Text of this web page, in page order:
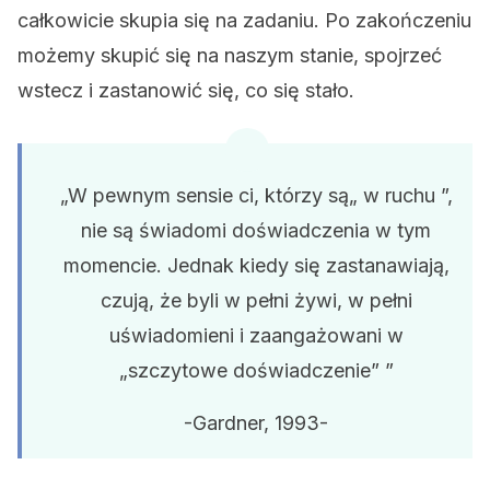
całkowicie skupia się na zadaniu. Po zakończeniu
możemy skupić się na naszym stanie, spojrzeć
wstecz i zastanowić się, co się stało.
„W pewnym sensie ci, którzy są„ w ruchu ”,
nie są świadomi doświadczenia w tym
momencie. Jednak kiedy się zastanawiają,
czują, że byli w pełni żywi, w pełni
uświadomieni i zaangażowani w
„szczytowe doświadczenie” ”
-Gardner, 1993-